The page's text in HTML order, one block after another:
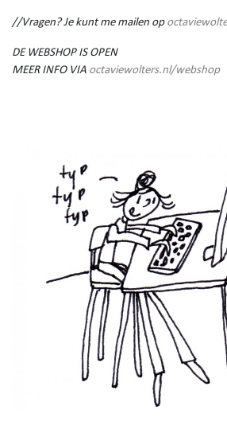
//Vragen? Je kunt me mailen op
DE WEBSHOP IS OPEN
MEER INFO VIA octaviewolters.nl/webshop